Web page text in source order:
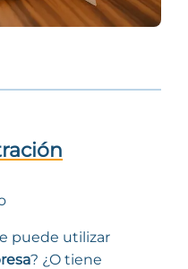
puede utilizar
? ¿O tiene